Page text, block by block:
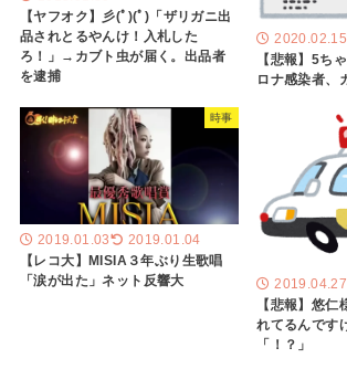
【ヤフオク】彡(ﾟ)(ﾟ)「ザリガニ出
品されとるやんけ！入札した
ろ！」→カブト虫が届く。出品者
を逮捕
2020.02.15
【悲報】5ち
ロナ感染者、
時事
2019.01.03 2019.01.04
【レコ大】MISIA３年ぶり生歌唱
「涙が出た」ネット反響大
2019.04.27
【悲報】悠
れてるんです
「！？」